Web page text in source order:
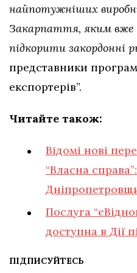
найпотужніших
Закарпаття, яким вже
підкорити закордонні
представники
експортерів”.
Читайте також:
Відомі нові
“Власна
Послуга
доступна в Дії
ПІДПИСУЙТЕСЬ